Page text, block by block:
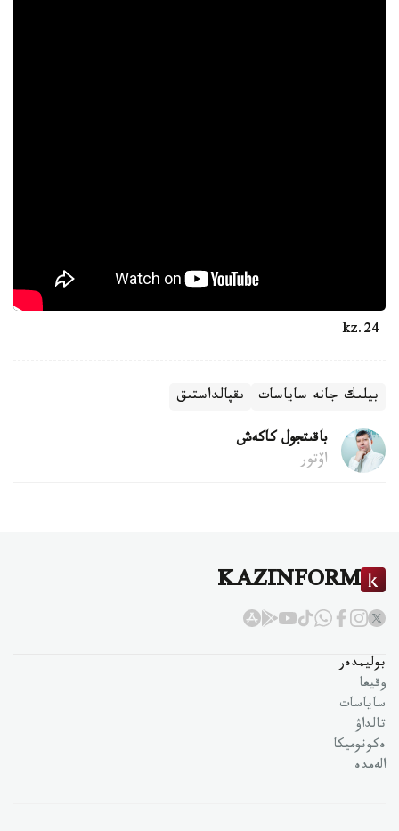
بيلىك جانە ساياسات ىقپالداستىق
باقىتجول كاكەش
اۆتور
KAZINFORM
بوليمدەر
وقيعا
ساياسات
تالداۋ
ەكونوميكا
الەمدە